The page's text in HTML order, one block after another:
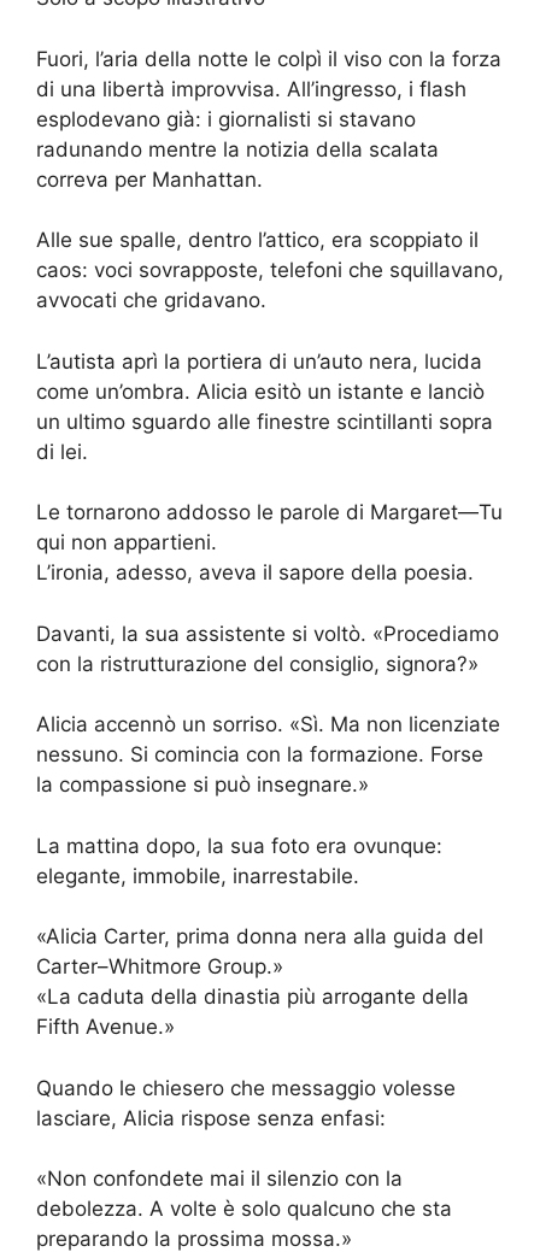
Fuori, l’aria della notte le colpì il viso con la forza
di una libertà improvvisa. All’ingresso, i flash
esplodevano già: i giornalisti si stavano
radunando mentre la notizia della scalata
correva per Manhattan.
Alle sue spalle, dentro l’attico, era scoppiato il
caos: voci sovrapposte, telefoni che squillavano,
avvocati che gridavano.
L’autista aprì la portiera di un’auto nera, lucida
come un’ombra. Alicia esitò un istante e lanciò
un ultimo sguardo alle finestre scintillanti sopra
di lei.
Le tornarono addosso le parole di Margaret—Tu
qui non appartieni.
L’ironia, adesso, aveva il sapore della poesia.
Davanti, la sua assistente si voltò. «Procediamo
con la ristrutturazione del consiglio, signora?»
Alicia accennò un sorriso. «Sì. Ma non licenziate
nessuno. Si comincia con la formazione. Forse
la compassione si può insegnare.»
La mattina dopo, la sua foto era ovunque:
elegante, immobile, inarrestabile.
«Alicia Carter, prima donna nera alla guida del
Carter–Whitmore Group.»
«La caduta della dinastia più arrogante della
Fifth Avenue.»
Quando le chiesero che messaggio volesse
lasciare, Alicia rispose senza enfasi:
«Non confondete mai il silenzio con la
debolezza. A volte è solo qualcuno che sta
preparando la prossima mossa.»